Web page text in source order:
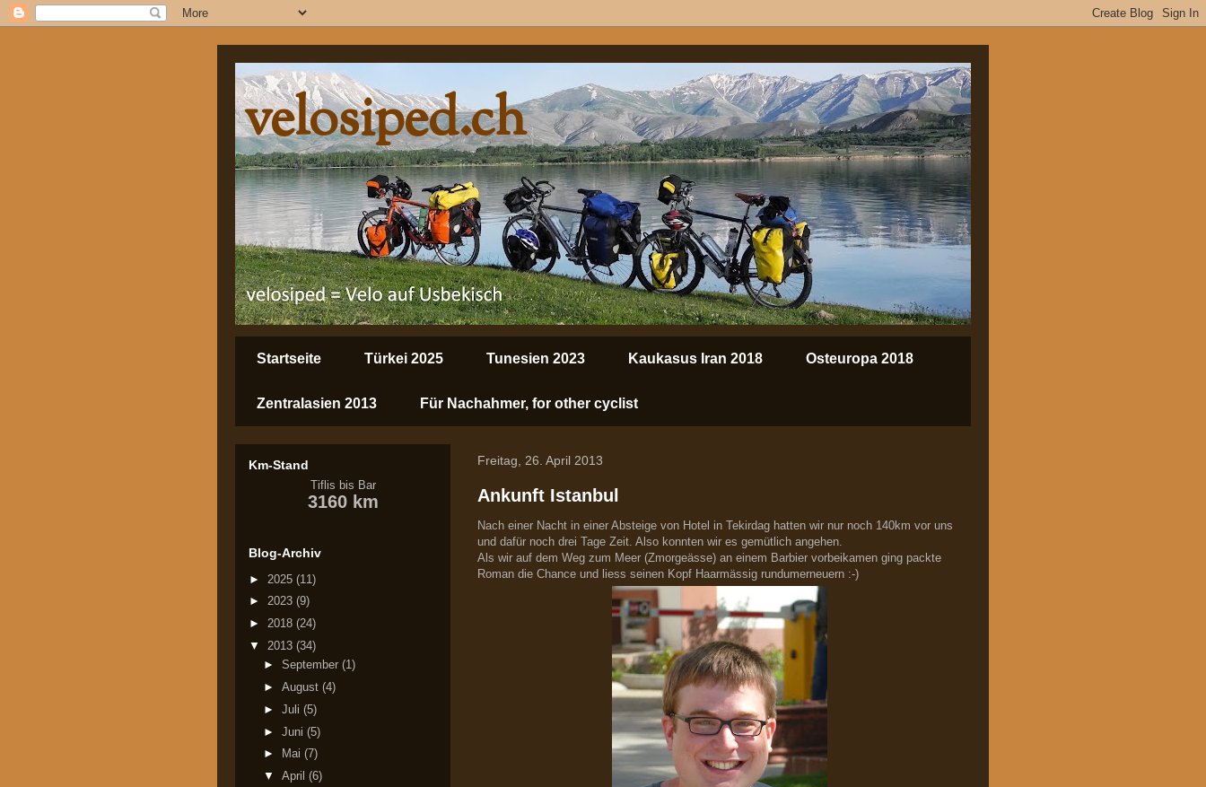
velosiped.ch
Startseite Türkei 2025 Tunesien 2023 Kaukasus Iran 2018 Osteuropa 2018
Zentralasien 2013 Für Nachahmer, for other cyclist
Freitag, 26. April 2013
Ankunft Istanbul
Nach einer Nacht in einer Absteige von Hotel in Tekirdag hatten wir nur noch 140km vor uns
und dafür noch drei Tage Zeit. Also konnten wir es gemütlich angehen.
Als wir auf dem Weg zum Meer (Zmorgeässe) an einem Barbier vorbeikamen ging packte
Roman die Chance und liess seinen Kopf Haarmässig rundumerneuern :-)
Km-Stand
Tiflis bis Bar
3160 km
Blog-Archiv
► 2025 (11)
► 2023 (9)
► 2018 (24)
▼ 2013 (34)
► September (1)
► August (4)
► Juli (5)
► Juni (5)
►
Mai (7)
▼ April (6)